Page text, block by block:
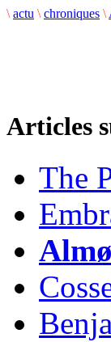
\ actu \ chroniques \
Articles
The